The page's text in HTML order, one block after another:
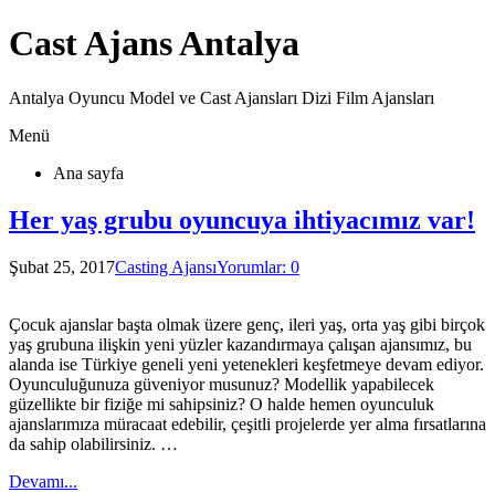
Cast Ajans Antalya
Antalya Oyuncu Model ve Cast Ajansları Dizi Film Ajansları
Menü
Ana sayfa
Her yaş grubu oyuncuya ihtiyacımız var!
Şubat 25, 2017Casting AjansıYorumlar: 0
Çocuk ajanslar başta olmak üzere genç, ileri yaş, orta yaş gibi birçok
yaş grubuna ilişkin yeni yüzler kazandırmaya çalışan ajansımız, bu
alanda ise Türkiye geneli yeni yetenekleri keşfetmeye devam ediyor.
Oyunculuğunuza güveniyor musunuz? Modellik yapabilecek
güzellikte bir fiziğe mi sahipsiniz? O halde hemen oyunculuk
ajanslarımıza müracaat edebilir, çeşitli projelerde yer alma fırsatlarına
da sahip olabilirsiniz. …
Devamı...